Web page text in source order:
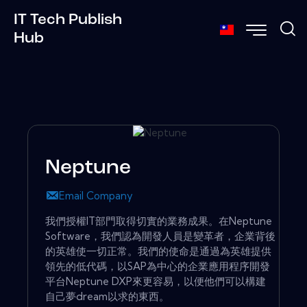
IT Tech Publish
Hub
Neptune
Email Company
我們授權IT部門取得切實的業務成果。在Neptune
Software，我們認為開發人員是變革者，企業背後
的英雄使一切正常。我們的使命是通過為英雄提供
領先的低代碼，以SAP為中心的企業應用程序開發
平台Neptune DXP來更容易，以便他們可以構建
自己夢dream以求的東西。